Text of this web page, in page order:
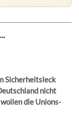
Sicherheitsleck
nicht
die Unions-